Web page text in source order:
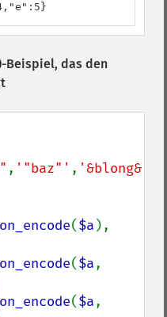
-Beispiel, das den
, '"baz"' , '&blong&'
($a
($a
($a